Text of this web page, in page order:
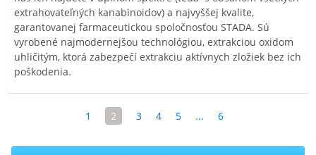
extrahovateľných kanabinoidov) a najvyššej kvalite,
garantovanej farmaceutickou spoločnosťou STADA. Sú
vyrobené najmodernejšou technológiou, extrakciou oxidom
uhličitým, ktorá zabezpečí extrakciu aktívnych zložiek bez ich
poškodenia.
1 2 3 4 5 ... 6